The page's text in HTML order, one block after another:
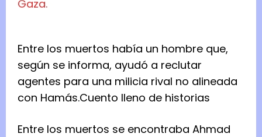
Entre los muertos había un hombre que,
según se informa, ayudó a reclutar
agentes para una milicia rival no alineada
con Hamás.Cuento lleno de historias
Entre los muertos se encontraba Ahmad